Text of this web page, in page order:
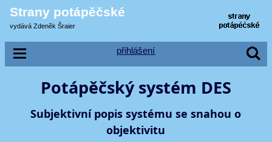
Strany potápěčské
vydává Zdeněk Šraier
přihlášení
Potápěčský systém DES
Subjektivní popis systému se snahou o
objektivitu